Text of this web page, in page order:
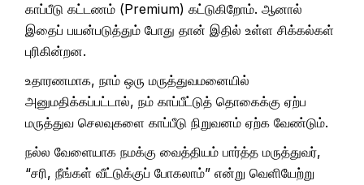
காப்பீடு கட்டணம் (Premium) கட்டுகிறோம். ஆனால்
இதைப் பயன்படுத்தும் போது தான் இதில் உள்ள சிக்கல்கள்
புரிகின்றன.
உதாரணமாக, நாம் ஒரு மருத்துவமனையில்
அனுமதிக்கப்பட்டால், நம் காப்பீட்டுத் தொகைக்கு ஏற்ப
மருத்துவ செலவுகளை காப்பீடு நிறுவனம் ஏற்க வேண்டும்.
நல்ல வேளையாக நமக்கு வைத்தியம் பார்த்த மருத்துவர்,
“சரி, நீங்கள் வீட்டுக்குப் போகலாம்” என்று வெளியேற்று